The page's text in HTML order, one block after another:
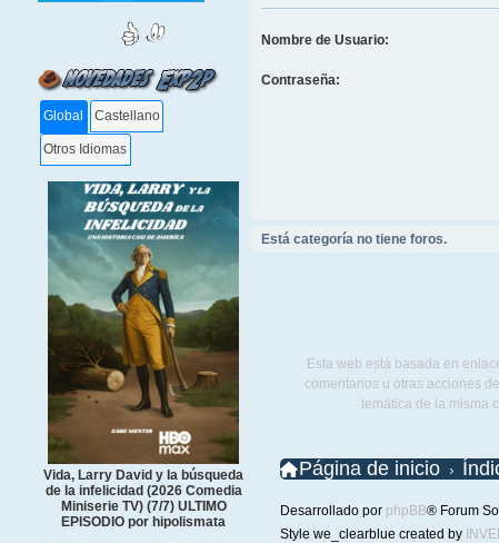
Global Castellano
Otros Idiomas
Vida, Larry David y la búsqueda
de la infelicidad (2026 Comedia
Miniserie TV) (7/7) ULTIMO
EPISODIO por hipolismata
Nombre de Usuario:
Contraseña:
Está categoría no tiene foros.
Esta web está basada en
comentarios u otras acciones
temática de la misma
Página de inicio
Desarrollado por phpBB® Forum
Style we_clearblue created by